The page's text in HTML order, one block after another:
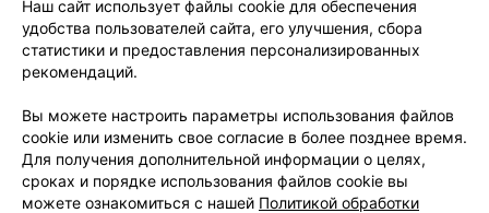
18,74 — 26,18 р.
Где купить В корзину
Диклоберл 75, раствор, 25 мг / 1 мл 3
мл×5
для внутримышечного введения, Берлин-
Хеми/Менарини, Германия•без рецепта
Наш сайт использует файлы cookie для обеспечения
удобства пользователей сайта, его улучшения, сбора
статистики и предоставления персонализированных
рекомендаций.
Вы можете настроить параметры использования файлов
cookie или изменить свое согласие в более позднее время.
Для получения дополнительной информации о целях,
сроках и порядке использования файлов cookie вы
можете ознакомиться с нашей Политикой обработки